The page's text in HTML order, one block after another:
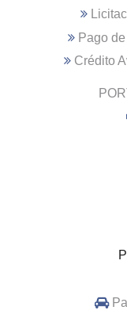
Pago
Crédito